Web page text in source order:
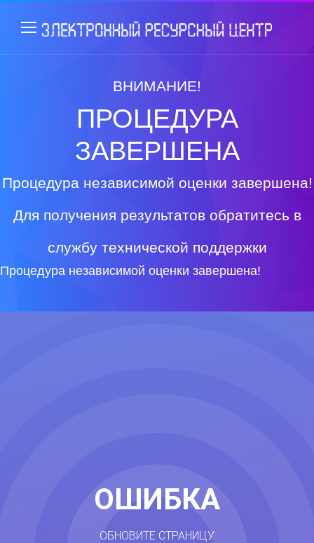
ВНИМАНИЕ!
ПРОЦЕДУРА
ЗАВЕРШЕНА
Процедура независимой оценки завершена!
Для получения результатов обратитесь в
службу технической поддержки
Процедура независимой оценки завершена!
ОШИБКА
ОБНОВИТЕ СТРАНИЦУ.